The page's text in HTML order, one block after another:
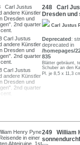
248 Carl
Dresden
Carl Justus
Deprecated:
deprecated in
/homepages/
835
Blätter gebräunt,
Schuber an den
Pl. je 8,5 x 11,3
249 William